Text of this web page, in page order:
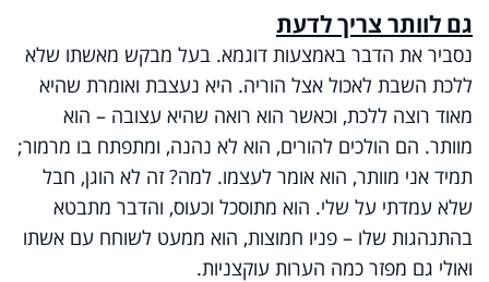
גם לוותר צריך לדעת
נסביר את הדבר באמצעות דוגמא. בעל מבקש מאשתו שלא
ללכת השבת לאכול אצל הוריה. היא נעצבת ואומרת שהיא
מאוד רוצה ללכת, וכאשר הוא רואה שהיא עצובה – הוא
מוותר. הם הולכים להורים, הוא לא נהנה, ומתפתח בו מרמור;
תמיד אני מוותר, הוא אומר לעצמו. למה? זה לא הוגן, חבל
שלא עמדתי על שלי. הוא מתוסכל וכעוס, והדבר מתבטא
בהתנהגות שלו – פניו חמוצות, הוא ממעט לשוחח עם אשתו
ואולי גם מפזר כמה הערות עוקצניות.